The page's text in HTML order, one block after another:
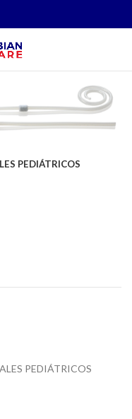
PEDIÁTRICOS
PEDIÁTRICOS